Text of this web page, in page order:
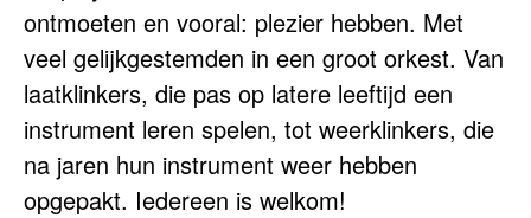
ontmoeten en vooral: plezier hebben. Met
veel gelijkgestemden in een groot orkest. Van
laatklinkers, die pas op latere leeftijd een
instrument leren spelen, tot weerklinkers, die
na jaren hun instrument weer hebben
opgepakt. Iedereen is welkom!